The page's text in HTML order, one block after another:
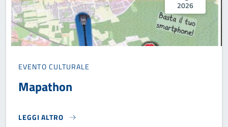
2026
EVENTO CULTURALE
Mapathon
LEGGI ALTRO
MAPATHON}